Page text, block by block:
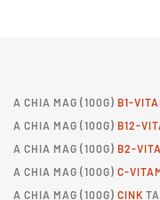
A CHIA MAG (100G) B1-
A CHIA MAG (100G) B12-
A CHIA MAG (100G) B2-
A CHIA MAG (100G) C-
A CHIA MAG (100G) CINK